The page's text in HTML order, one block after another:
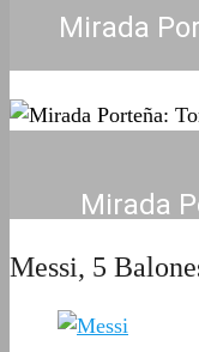
Mirada
Mirada
Messi, 5